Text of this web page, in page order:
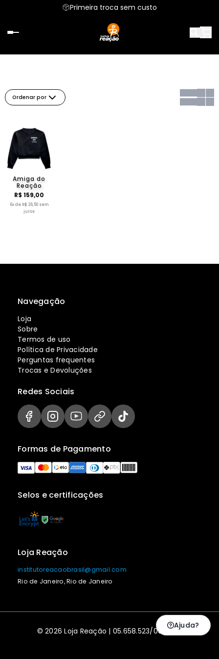
Primeira troca sem custo
Ordenar por
Amiga do
Reação
R$ 159,00
6x de R$ 26,50 sem
juros
Navegação
Loja
Sobre
Termos de uso
Política de Privacidade
Perguntas frequentes
Trocas e Devoluções
Selos e certificações
Formas de Pagamento
Redes Sociais
Loja Reação
institutoreacaobrasil@gmail.com
Rio de Janeiro, Rio de Janeiro
© 2026 Loja Reação | 05.658.523/0001-43
Ajuda?